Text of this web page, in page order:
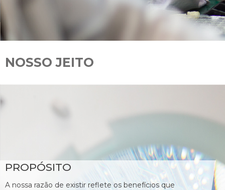
NOSSO JEITO
PROPÓSITO
A nossa razão de existir reflete os benefícios que